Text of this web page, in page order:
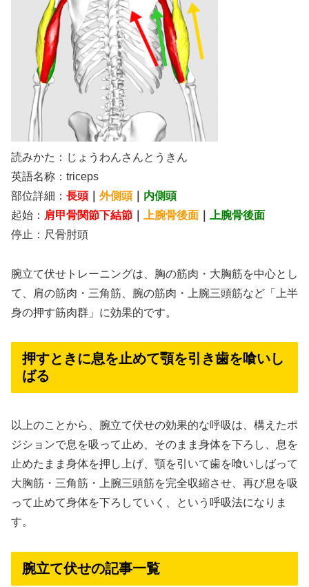
読みかた：じょうわんさんとうきん
英語名称：triceps
部位詳細： 長頭 外側頭
内側頭
起始： 肩甲骨関節下結節 上腕骨後面
上腕骨後面
停止：尺骨肘頭
腕立て伏せトレーニングは、胸の筋肉・大胸筋を中心とし
て、肩の筋肉・三角筋、腕の筋肉・上腕三頭筋など「上半
身の押す筋肉群」に効果的です。
押すときに息を止めて顎を引き歯を喰いし
ばる
以上のことから、腕立て伏せの効果的な呼吸は、構えたポ
ジションで息を吸って止め、そのまま身体を下ろし、息を
止めたまま身体を押し上げ、顎を引いて歯を喰いしばって
大胸筋・三角筋・上腕三頭筋を完全収縮させ、再び息を吸
って止めて身体を下ろしていく、という呼吸法になりま
す。
腕立て伏せの記事一覧